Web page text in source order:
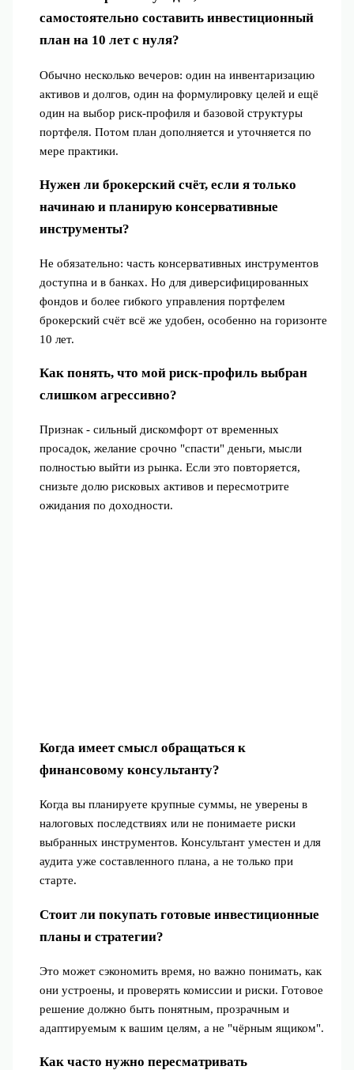
самостоятельно составить инвестиционный
план на 10 лет с нуля?
Обычно несколько вечеров: один на инвентаризацию
активов и долгов, один на формулировку целей и ещё
один на выбор риск‑профиля и базовой структуры
портфеля. Потом план дополняется и уточняется по
мере практики.
Нужен ли брокерский счёт, если я только
начинаю и планирую консервативные
инструменты?
Не обязательно: часть консервативных инструментов
доступна и в банках. Но для диверсифицированных
фондов и более гибкого управления портфелем
брокерский счёт всё же удобен, особенно на горизонте
10 лет.
Как понять, что мой риск‑профиль выбран
слишком агрессивно?
Признак - сильный дискомфорт от временных
просадок, желание срочно "спасти" деньги, мысли
полностью выйти из рынка. Если это повторяется,
снизьте долю рисковых активов и пересмотрите
ожидания по доходности.
Когда имеет смысл обращаться к
финансовому консультанту?
Когда вы планируете крупные суммы, не уверены в
налоговых последствиях или не понимаете риски
выбранных инструментов. Консультант уместен и для
аудита уже составленного плана, а не только при
старте.
Стоит ли покупать готовые инвестиционные
планы и стратегии?
Это может сэкономить время, но важно понимать, как
они устроены, и проверять комиссии и риски. Готовое
решение должно быть понятным, прозрачным и
адаптируемым к вашим целям, а не "чёрным ящиком".
Как часто нужно пересматривать